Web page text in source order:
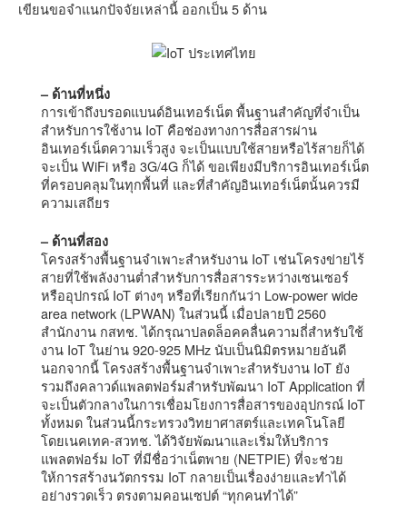
เขียนขอจำแนกปัจจัยเหล่านี้ ออกเป็น 5 ด้าน
– ด้านที่หนึ่ง
การเข้าถึงบรอดแบนด์อินเทอร์เน็ต พื้นฐานสำคัญที่จำเป็น
สำหรับการใช้งาน IoT คือช่องทางการสื่อสารผ่าน
อินเทอร์เน็ตความเร็วสูง จะเป็นแบบใช้สายหรือไร้สายก็ได้
จะเป็น WiFi หรือ 3G/4G ก็ได้ ขอเพียงมีบริการอินเทอร์เน็ต
ที่ครอบคลุมในทุกพื้นที่ และที่สำคัญอินเทอร์เน็ตนั้นควรมี
ความเสถียร
– ด้านที่สอง
โครงสร้างพื้นฐานจำเพาะสำหรับงาน IoT เช่นโครงข่ายไร้
สายที่ใช้พลังงานต่ำสำหรับการสื่อสารระหว่างเซนเซอร์
หรืออุปกรณ์ IoT ต่างๆ หรือที่เรียกกันว่า Low-power wide
area network (LPWAN) ในส่วนนี้ เมื่อปลายปี 2560
สำนักงาน กสทช. ได้กรุณาปลดล็อคคลื่นความถี่สำหรับใช้
งาน IoT ในย่าน 920-925 MHz นับเป็นนิมิตรหมายอันดี
นอกจากนี้ โครงสร้างพื้นฐานจำเพาะสำหรับงาน IoT ยัง
รวมถึงคลาวด์แพลตฟอร์มสำหรับพัฒนา IoT Application ที่
จะเป็นตัวกลางในการเชื่อมโยงการสื่อสารของอุปกรณ์ IoT
ทั้งหมด ในส่วนนี้กระทรวงวิทยาศาสตร์และเทคโนโลยี
โดยเนคเทค-สวทช. ได้วิจัยพัฒนาและเริ่มให้บริการ
แพลตฟอร์ม IoT ที่มีชื่อว่าเน็ตพาย (NETPIE) ที่จะช่วย
ให้การสร้างนวัตกรรม IoT กลายเป็นเรื่องง่ายและทำได้
อย่างรวดเร็ว ตรงตามคอนเซปต์ “ทุกคนทำได้”